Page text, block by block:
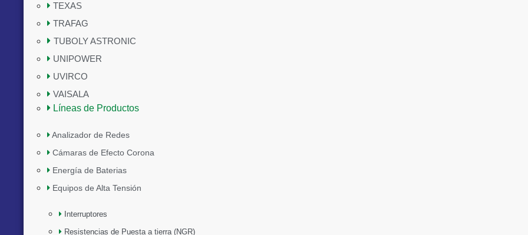
TEXAS
TRAFAG
TUBOLY ASTRONIC
UNIPOWER
UVIRCO
VAISALA
Líneas de Productos
Analizador de Redes
Cámaras de Efecto Corona
Energía de Baterias
Equipos de Alta Tensión
Interruptores
Resistencias de Puesta a tierra (NGR)